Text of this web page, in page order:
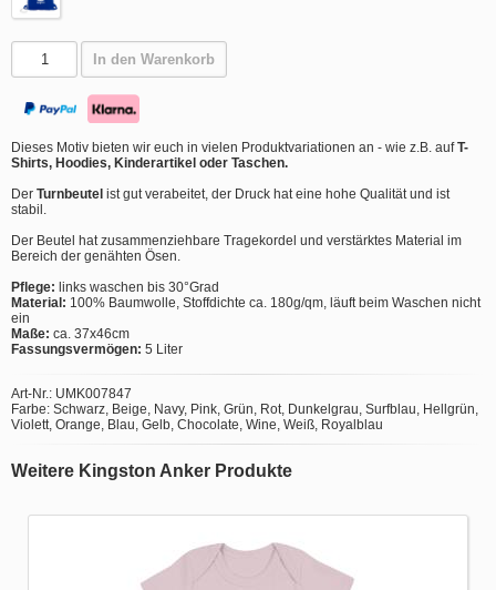
In den Warenkorb
Dieses Motiv bieten wir euch in vielen Produktvariationen an - wie z.B. aufT-
Shirts, Hoodies, Kinderartikel oder Taschen.
Der Turnbeutel ist gut verabeitet, der Druck hat eine hohe Qualität und ist
stabil.
Der Beutel hat zusammenziehbare Tragekordel und verstärktes Material im
Bereich der genähten Ösen.
Pflege: links waschen bis 30°Grad
Material: 100% Baumwolle, Stoffdichte ca. 180g/qm, läuft beim Waschen nicht
ein
Maße: ca. 37x46cm
Fassungsvermögen: 5 Liter
Art-Nr.: UMK007847
Farbe: Schwarz, Beige, Navy, Pink, Grün, Rot, Dunkelgrau, Surfblau, Hellgrün,
Violett, Orange, Blau, Gelb, Chocolate, Wine, Weiß, Royalblau
Weitere Kingston Anker Produkte